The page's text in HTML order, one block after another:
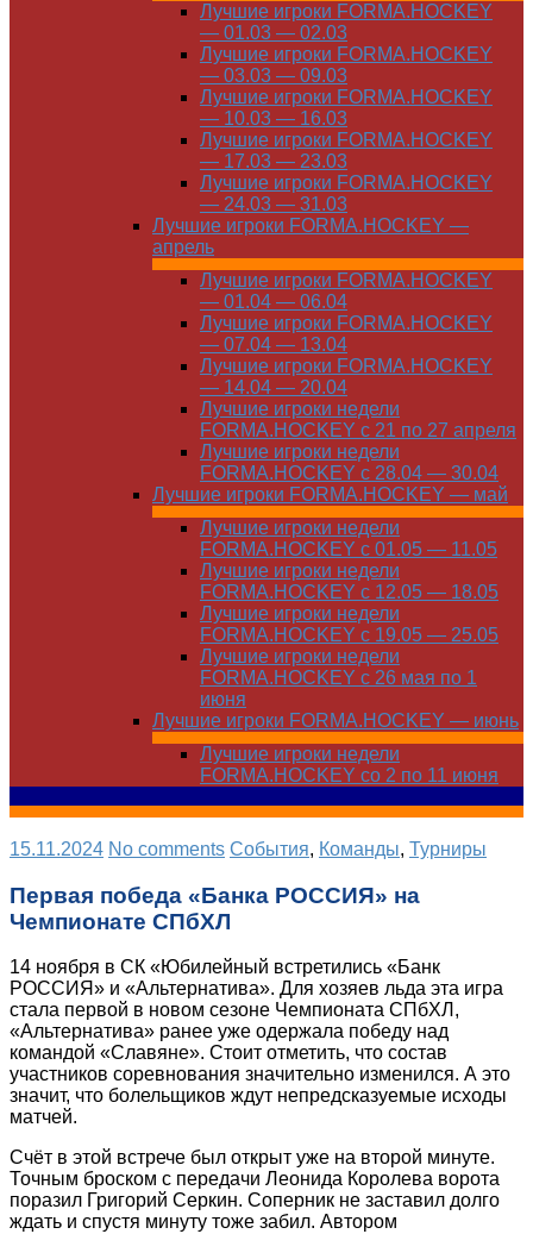
Лучшие игроки FORMA.HOCKEY
— 01.03 — 02.03
Лучшие игроки FORMA.HOCKEY
— 03.03 — 09.03
Лучшие игроки FORMA.HOCKEY
— 10.03 — 16.03
Лучшие игроки FORMA.HOCKEY
— 17.03 — 23.03
Лучшие игроки FORMA.HOCKEY
— 24.03 — 31.03
Лучшие игроки FORMA.HOCKEY —
апрель
Лучшие игроки FORMA.HOCKEY
— 01.04 — 06.04
Лучшие игроки FORMA.HOCKEY
— 07.04 — 13.04
Лучшие игроки FORMA.HOCKEY
— 14.04 — 20.04
Лучшие игроки недели
FORMA.HOCKEY с 21 по 27 апреля
Лучшие игроки недели
FORMA.HOCKEY с 28.04 — 30.04
Лучшие игроки FORMA.HOCKEY — май
Лучшие игроки недели
FORMA.HOCKEY с 01.05 — 11.05
Лучшие игроки недели
FORMA.HOCKEY с 12.05 — 18.05
Лучшие игроки недели
FORMA.HOCKEY с 19.05 — 25.05
Лучшие игроки недели
FORMA.HOCKEY с 26 мая по 1
июня
Лучшие игроки FORMA.HOCKEY — июнь
Лучшие игроки недели
FORMA.HOCKEY со 2 по 11 июня
15.11.2024 No comments Cобытия, Команды, Турниры
Первая победа «Банка РОССИЯ» на
Чемпионате СПбХЛ
14 ноября в СК «Юбилейный встретились «Банк
РОССИЯ» и «Альтернатива». Для хозяев льда эта игра
стала первой в новом сезоне Чемпионата СПбХЛ,
«Альтернатива» ранее уже одержала победу над
командой «Славяне». Стоит отметить, что состав
участников соревнования значительно изменился. А это
значит, что болельщиков ждут непредсказуемые исходы
матчей.
Счёт в этой встрече был открыт уже на второй минуте.
Точным броском с передачи Леонида Королева ворота
поразил Григорий Серкин. Соперник не заставил долго
ждать и спустя минуту тоже забил. Автором